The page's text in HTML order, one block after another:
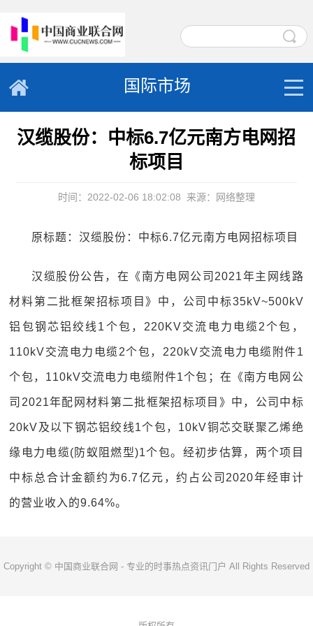
国际市场
汉缆股份：中标6.7亿元南方电网招
标项目
时间：2022-02-06 18:02:08 来源：网络整理
原标题：汉缆股份：中标6.7亿元南方电网招标项目
汉缆股份公告，在《南方电网公司2021年主网线路
材料第二批框架招标项目》中，公司中标35kV~500kV
铝包钢芯铝绞线1个包，220KV交流电力电缆2个包，
110kV交流电力电缆2个包，220kV交流电力电缆附件1
个包，110kV交流电力电缆附件1个包；在《南方电网公
司2021年配网材料第二批框架招标项目》中，公司中标
20kV及以下钢芯铝绞线1个包，10kV铜芯交联聚乙烯绝
缘电力电缆(防蚁阻燃型)1个包。经初步估算，两个项目
中标总合计金额约为6.7亿元，约占公司2020年经审计
的营业收入的9.64%。
Copyright © 中国商业联合网 - 专业的时事热点资讯门户 All Rights Reserved